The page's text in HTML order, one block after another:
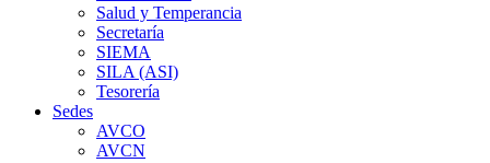
Salud y Temperancia
Secretaría
SIEMA
SILA (ASI)
Tesorería
Sedes
AVCO
AVCN